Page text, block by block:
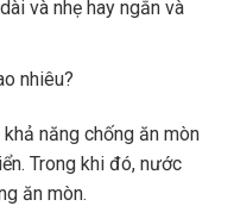
và nhẹ hay ngắn và
nhiêu?
năng chống ăn mòn
Trong khi đó, nước
ăn mòn.